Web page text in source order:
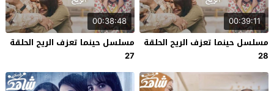
00:39:11
مسلسل حينما تعزف الريح الحلقة
28
00:38:48
مسلسل حينما تعزف الريح الحلقة
27